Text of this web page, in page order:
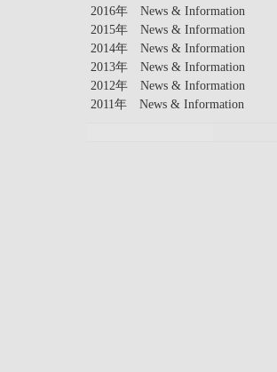
2016年 News & Information
2015年 News & Information
2014年 News & Information
2013年 News & Information
2012年 News & Information
2011年 News & Information